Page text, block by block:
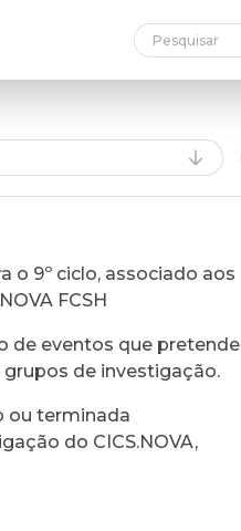
o 9º ciclo, associado aos
FCSH
de eventos que pretende
de investigação.
ou terminada
do CICS.NOVA,